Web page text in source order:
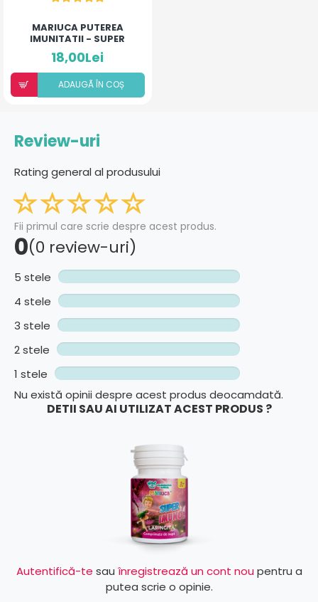
MARIUCA PUTEREA
IMUNITATII - SUPER
IMUNO 20CP
18,00Lei
ADAUGÃ ÎN COȘ
Review-uri
Rating general al produsului
Fii primul care scrie despre acest produs.
0(0 review-uri)
5 stele
4 stele
3 stele
2 stele
1 stele
Nu există opinii despre acest produs deocamdată.
DETII SAU AI UTILIZAT ACEST PRODUS ?
Autentifică-te sau înregistrează un cont nou pentru a
putea scrie o opinie.